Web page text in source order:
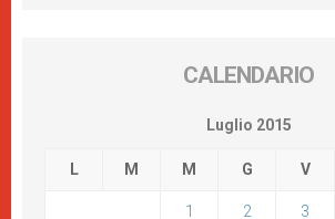
CALENDARIO
Luglio 2015
L M M G V
1 2 3